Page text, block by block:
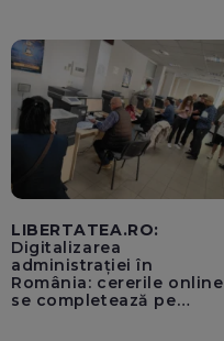
LIBERTATEA.RO:
Digitalizarea
administrației în
România: cererile online
se completează pe